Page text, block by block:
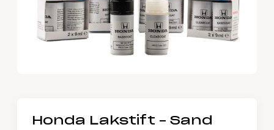
Honda Lakstift – Sand